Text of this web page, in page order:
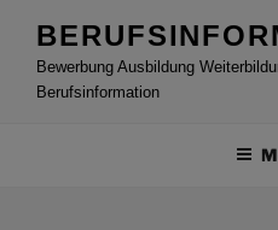
Inhalt
springenBewerbung Ausbildung
Berufsinformation